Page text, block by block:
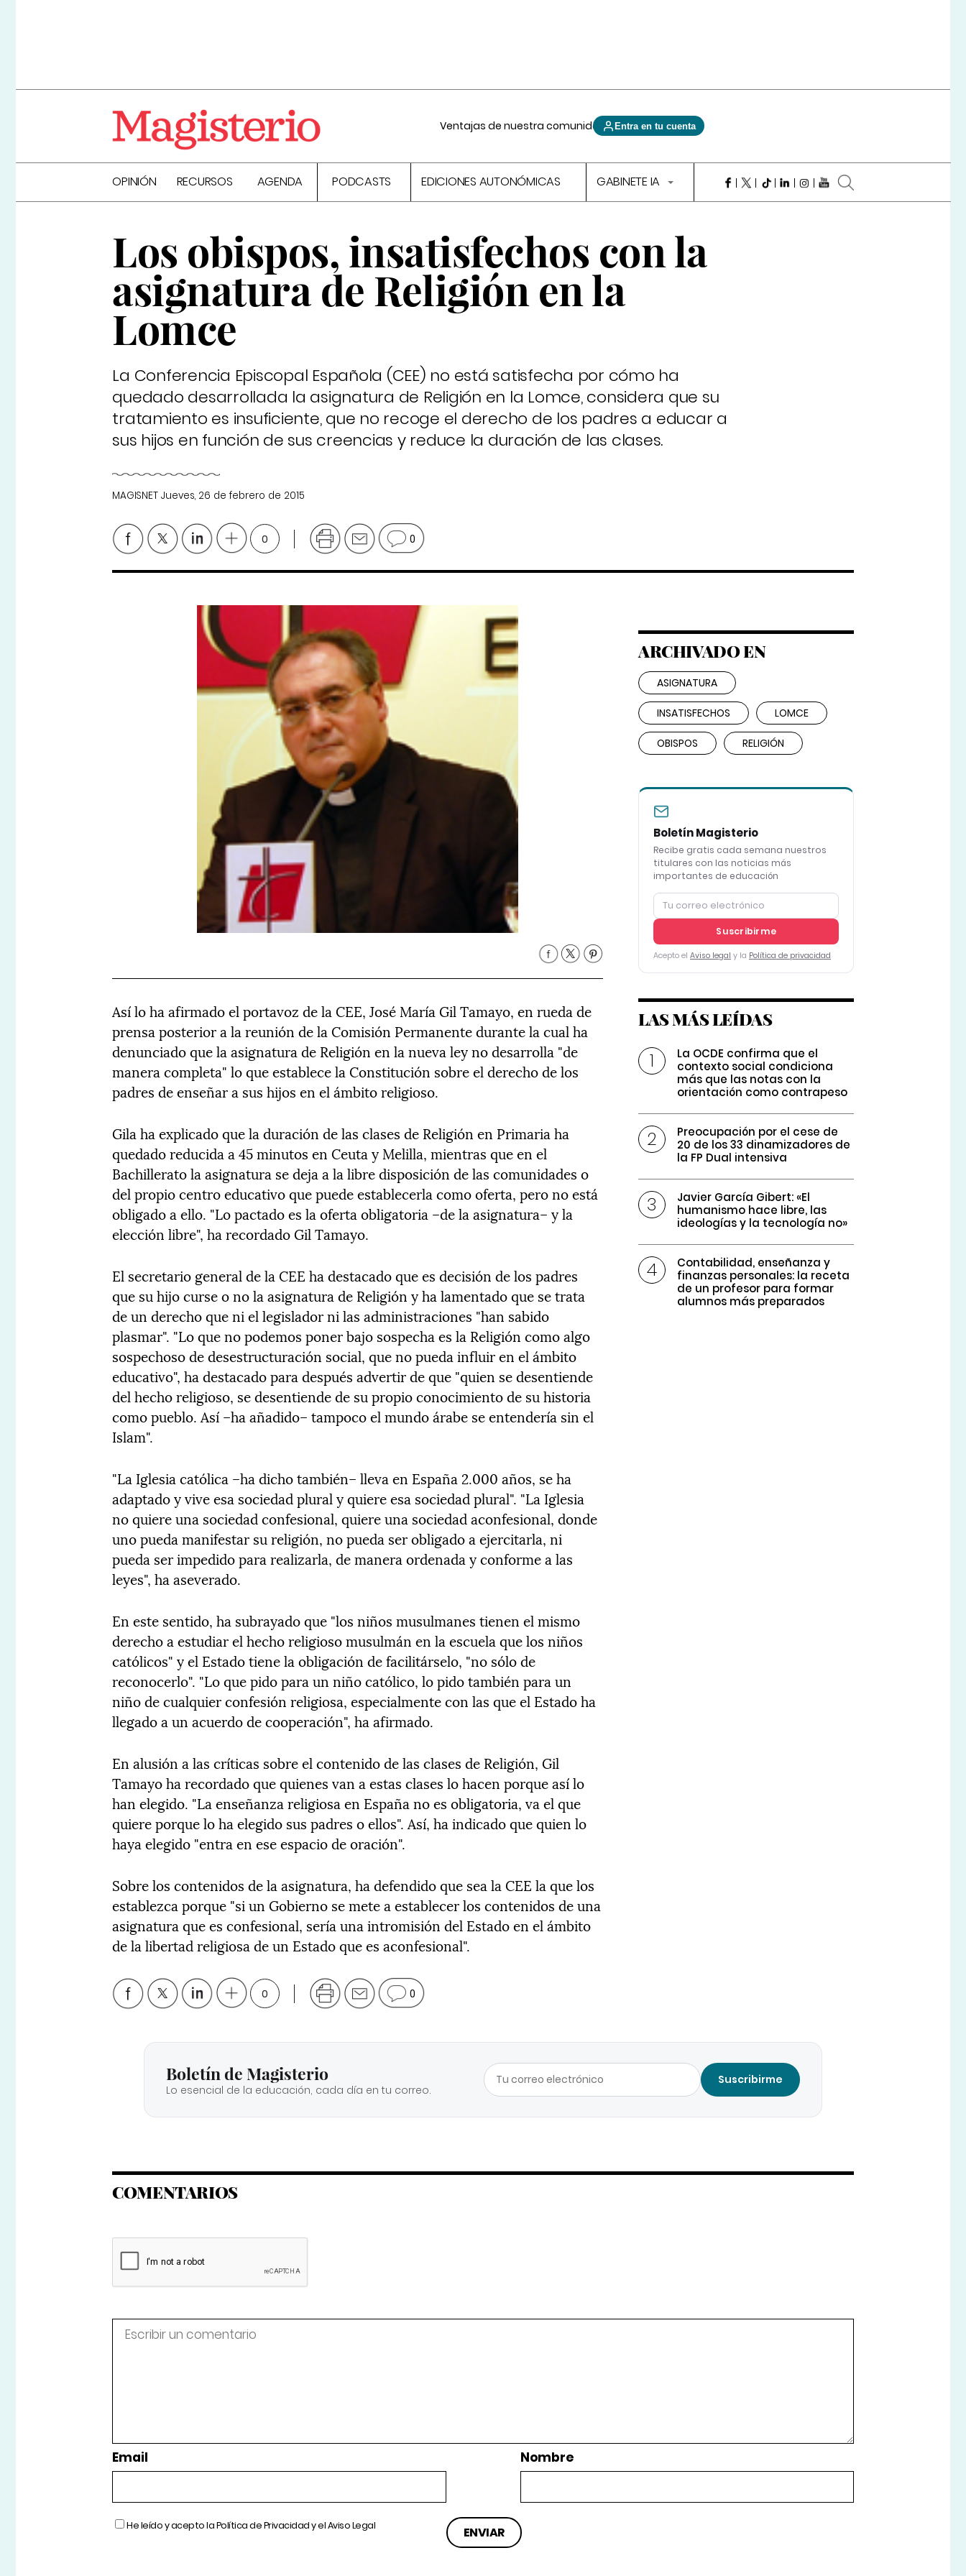
Ventajas de nuestra comunidad Entra en tu cuenta
OPINIÓN RECURSOS AGENDA PODCASTS EDICIONES AUTONÓMICAS GABINETE IA
Los obispos, insatisfechos con la
asignatura de Religión en la
Lomce
La Conferencia Episcopal Española (CEE) no está satisfecha por cómo ha
quedado desarrollada la asignatura de Religión en la Lomce, considera que su
tratamiento es insuficiente, que no recoge el derecho de los padres a educar a
sus hijos en función de sus creencias y reduce la duración de las clases.
MAGISNET Jueves, 26 de febrero de 2015
0 0
Así lo ha afirmado el portavoz de la CEE, José María Gil Tamayo, en rueda de
prensa posterior a la reunión de la Comisión Permanente durante la cual ha
denunciado que la asignatura de Religión en la nueva ley no desarrolla "de
manera completa" lo que establece la Constitución sobre el derecho de los
padres de enseñar a sus hijos en el ámbito religioso.
Gila ha explicado que la duración de las clases de Religión en Primaria ha
quedado reducida a 45 minutos en Ceuta y Melilla, mientras que en el
Bachillerato la asignatura se deja a la libre disposición de las comunidades o
del propio centro educativo que puede establecerla como oferta, pero no está
obligado a ello. "Lo pactado es la oferta obligatoria –de la asignatura– y la
elección libre", ha recordado Gil Tamayo.
El secretario general de la CEE ha destacado que es decisión de los padres
que su hijo curse o no la asignatura de Religión y ha lamentado que se trata
de un derecho que ni el legislador ni las administraciones "han sabido
plasmar". "Lo que no podemos poner bajo sospecha es la Religión como algo
sospechoso de desestructuración social, que no pueda influir en el ámbito
educativo", ha destacado para después advertir de que "quien se desentiende
del hecho religioso, se desentiende de su propio conocimiento de su historia
como pueblo. Así –ha añadido– tampoco el mundo árabe se entendería sin el
Islam".
"La Iglesia católica –ha dicho también– lleva en España 2.000 años, se ha
adaptado y vive esa sociedad plural y quiere esa sociedad plural". "La Iglesia
no quiere una sociedad confesional, quiere una sociedad aconfesional, donde
uno pueda manifestar su religión, no pueda ser obligado a ejercitarla, ni
pueda ser impedido para realizarla, de manera ordenada y conforme a las
leyes", ha aseverado.
En este sentido, ha subrayado que "los niños musulmanes tienen el mismo
derecho a estudiar el hecho religioso musulmán en la escuela que los niños
católicos" y el Estado tiene la obligación de facilitárselo, "no sólo de
reconocerlo". "Lo que pido para un niño católico, lo pido también para un
niño de cualquier confesión religiosa, especialmente con las que el Estado ha
llegado a un acuerdo de cooperación", ha afirmado.
En alusión a las críticas sobre el contenido de las clases de Religión, Gil
Tamayo ha recordado que quienes van a estas clases lo hacen porque así lo
han elegido. "La enseñanza religiosa en España no es obligatoria, va el que
quiere porque lo ha elegido sus padres o ellos". Así, ha indicado que quien lo
haya elegido "entra en ese espacio de oración".
Sobre los contenidos de la asignatura, ha defendido que sea la CEE la que los
establezca porque "si un Gobierno se mete a establecer los contenidos de una
asignatura que es confesional, sería una intromisión del Estado en el ámbito
de la libertad religiosa de un Estado que es aconfesional".
0 0
ARCHIVADO EN
ASIGNATURA
INSATISFECHOS LOMCE
OBISPOS RELIGIÓN
Boletín Magisterio
Recibe gratis cada semana nuestros
titulares con las noticias más
importantes de educación
Suscribirme
Acepto el Aviso legal y la Política de privacidad
LAS MÁS LEÍDAS
La OCDE confirma que el
contexto social condiciona
más que las notas con la
orientación como contrapeso
Preocupación por el cese de
20 de los 33 dinamizadores de
la FP Dual intensiva
Javier García Gibert: «El
humanismo hace libre, las
ideologías y la tecnología no»
Contabilidad, enseñanza y
finanzas personales: la receta
de un profesor para formar
alumnos más preparados
Boletín de Magisterio
Lo esencial de la educación, cada día en tu correo.
Suscribirme
COMENTARIOS
Email Nombre
He leído y acepto laPolítica de Privacidady elAviso Legal